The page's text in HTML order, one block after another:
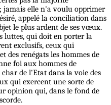
jamais elle n'a voulu opprimer
appelé la conciliation dans
le plus ardent de ses vœux.
luttes, qui doit en porter la
exclusifs, ceux qui
des renégats les hommes de
foi aux hommes de
de l'Etat dans la voie des
qui exercent une sorte de
opinion qui, dans le fond de